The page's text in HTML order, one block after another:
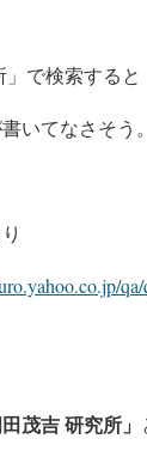
」で検索すると
いてなさそう。
田茂吉 研究所」